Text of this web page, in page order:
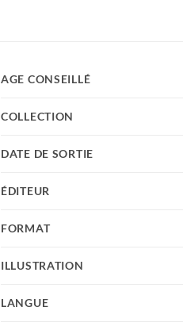
AGE CONSEILLÉ
COLLECTION
DATE DE SORTIE
ÉDITEUR
FORMAT
ILLUSTRATION
LANGUE